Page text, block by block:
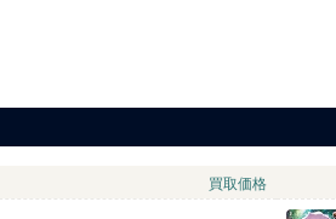
買取価格